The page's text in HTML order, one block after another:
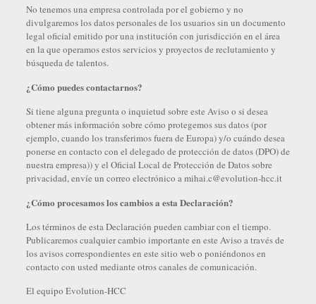
No tenemos una empresa controlada por el gobierno y no
divulgaremos los datos personales de los usuarios sin un documento
legal oficial emitido por una institución con jurisdicción en el área
en la que operamos estos servicios y proyectos de reclutamiento y
búsqueda de talentos.
¿Cómo puedes contactarnos?
Si tiene alguna pregunta o inquietud sobre este Aviso o si desea
obtener más información sobre cómo protegemos sus datos (por
ejemplo, cuando los transferimos fuera de Europa) y/o cuándo desea
ponerse en contacto con el delegado de protección de datos (DPO) de
nuestra empresa)) y el Oficial Local de Protección de Datos sobre
privacidad, envíe un correo electrónico a mihai.c@evolution-hcc.it
¿Cómo procesamos los cambios a esta Declaración?
Los términos de esta Declaración pueden cambiar con el tiempo.
Publicaremos cualquier cambio importante en este Aviso a través de
los avisos correspondientes en este sitio web o poniéndonos en
contacto con usted mediante otros canales de comunicación.
El equipo Evolution-HCC